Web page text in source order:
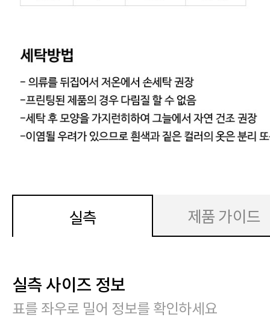
실측 제품 가이드
실측 사이즈 정보
표를 좌우로 밀어 정보를 확인하세요